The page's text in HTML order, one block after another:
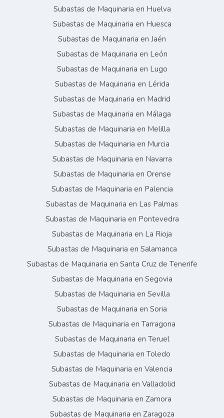
Subastas de Maquinaria en Huelva
Subastas de Maquinaria en Huesca
Subastas de Maquinaria en Jaén
Subastas de Maquinaria en León
Subastas de Maquinaria en Lugo
Subastas de Maquinaria en Lérida
Subastas de Maquinaria en Madrid
Subastas de Maquinaria en Málaga
Subastas de Maquinaria en Melilla
Subastas de Maquinaria en Murcia
Subastas de Maquinaria en Navarra
Subastas de Maquinaria en Orense
Subastas de Maquinaria en Palencia
Subastas de Maquinaria en Las Palmas
Subastas de Maquinaria en Pontevedra
Subastas de Maquinaria en La Rioja
Subastas de Maquinaria en Salamanca
Subastas de Maquinaria en Santa Cruz de Tenerife
Subastas de Maquinaria en Segovia
Subastas de Maquinaria en Sevilla
Subastas de Maquinaria en Soria
Subastas de Maquinaria en Tarragona
Subastas de Maquinaria en Teruel
Subastas de Maquinaria en Toledo
Subastas de Maquinaria en Valencia
Subastas de Maquinaria en Valladolid
Subastas de Maquinaria en Zamora
Subastas de Maquinaria en Zaragoza